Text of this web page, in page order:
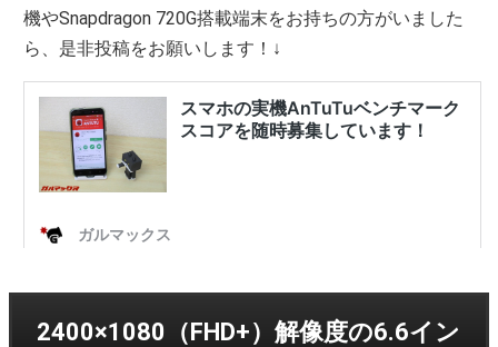
機やSnapdragon 720G搭載端末をお持ちの方がいました
ら、是非投稿をお願いします！↓
2400×1080（FHD+）解像度の6.6イン